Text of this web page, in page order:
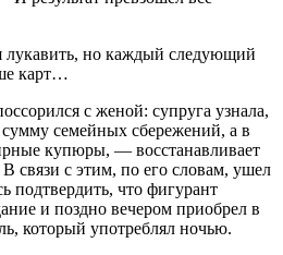
лукавить, но каждый следующий
карт…
с женой: супруга узнала,
семейных сбережений, а в
купюры, — восстанавливает
связи с этим, по его словам, ушел
подтвердить, что фигурант
и поздно вечером приобрел в
который употреб­лял ночью.